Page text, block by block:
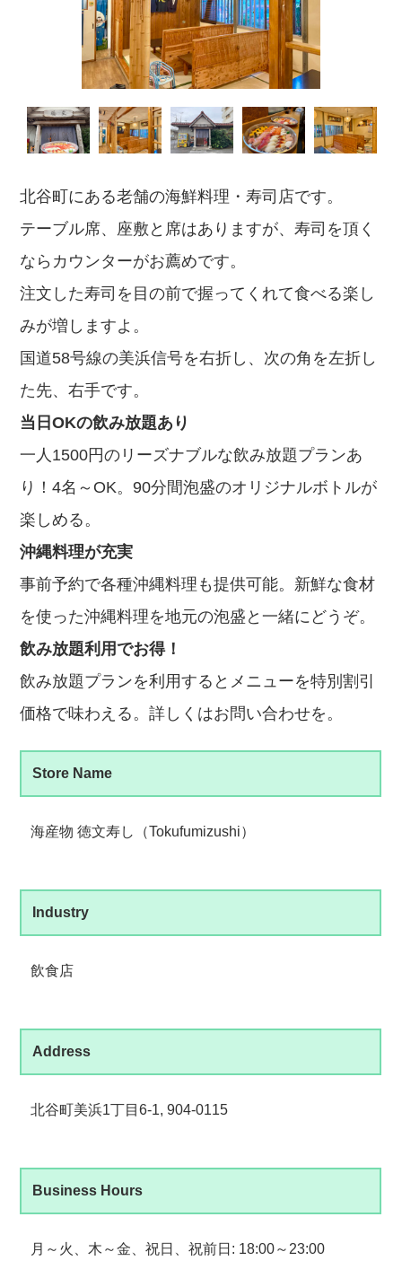
北谷町にある老舗の海鮮料理・寿司店です。
テーブル席、座敷と席はありますが、寿司を頂く
ならカウンターがお薦めです。
注文した寿司を目の前で握ってくれて食べる楽し
みが増しますよ。
国道58号線の美浜信号を右折し、次の角を左折し
た先、右手です。
当日OKの飲み放題あり
一人1500円のリーズナブルな飲み放題プランあ
り！4名～OK。90分間泡盛のオリジナルボトルが
楽しめる。
沖縄料理が充実
事前予約で各種沖縄料理も提供可能。新鮮な食材
を使った沖縄料理を地元の泡盛と一緒にどうぞ。
飲み放題利用でお得！
飲み放題プランを利用するとメニューを特別割引
価格で味わえる。詳しくはお問い合わせを。
Store Name
海産物 徳文寿し（Tokufumizushi）
Industry
飲食店
Address
北谷町美浜1丁目6-1, 904-0115
Business Hours
月～火、木～金、祝日、祝前日: 18:00～23:00